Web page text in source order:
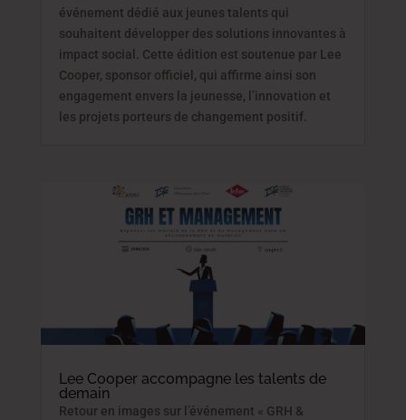
événement dédié aux jeunes talents qui
souhaitent développer des solutions innovantes à
impact social. Cette édition est soutenue par Lee
Cooper, sponsor officiel, qui affirme ainsi son
engagement envers la jeunesse, l’innovation et
les projets porteurs de changement positif.
Lee Cooper accompagne les talents de
demain
Retour en images sur l’événement « GRH &